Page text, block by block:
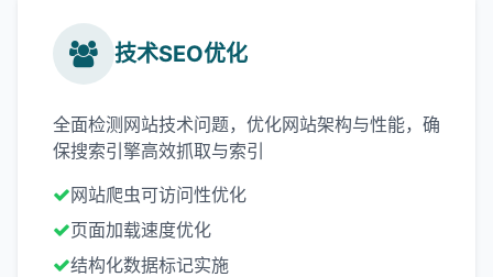
技术SEO优化
全面检测网站技术问题，优化网站架构与性能，确
保搜索引擎高效抓取与索引
网站爬虫可访问性优化
页面加载速度优化
结构化数据标记实施